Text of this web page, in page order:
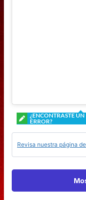
¿ENCONTRASTE UN
ERROR?
Revisa nuestra página